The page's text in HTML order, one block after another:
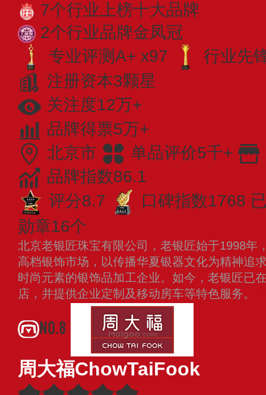
7个行业上榜十大品牌
2个行业品牌金凤冠
专业评测A+ x97
行业先
注册资本3颗星
关注度12万+
品牌得票5万+
北京市
单品评价5千+
品牌指数86.1
评分8.7
口碑指数1768
勋章16个
北京老银匠珠宝有限公司，老银匠始于1998年
高档银饰市场，以传播华夏银器文化为精神追
时尚元素的银饰品加工企业。如今，老银匠已
店，并提供企业定制及移动房车等特色服务。
NO.8
周大福ChowTaiFook